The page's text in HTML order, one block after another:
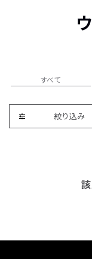
すべて
絞り込み